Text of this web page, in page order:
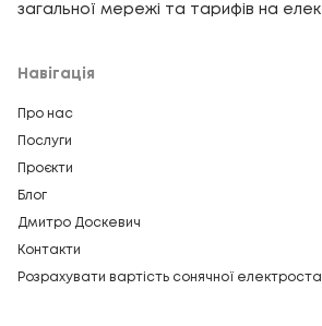
загальної мережі та тарифів на
Навігація
Про нас
Послуги
Проєкти
Блог
Дмитро Доскевич
Контакти
Розрахувати вартість сонячної